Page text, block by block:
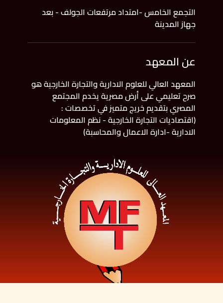
التجمع الخامس -امتداد مرتفعات الجولف - بعد
جهاز المدينة
عن المعهد
المعهد العالي للعلوم الادارية والتجارة الخارجية هو
صرح تعليمي على أرض مصرية يخدم المجتمع
المصري بتقديم خريج متميز في تخصصات :
(اقتصاديات التجارة الخارجية - نظم المعلومات
الادارية -ادارة الاعمال والمحاسبة)